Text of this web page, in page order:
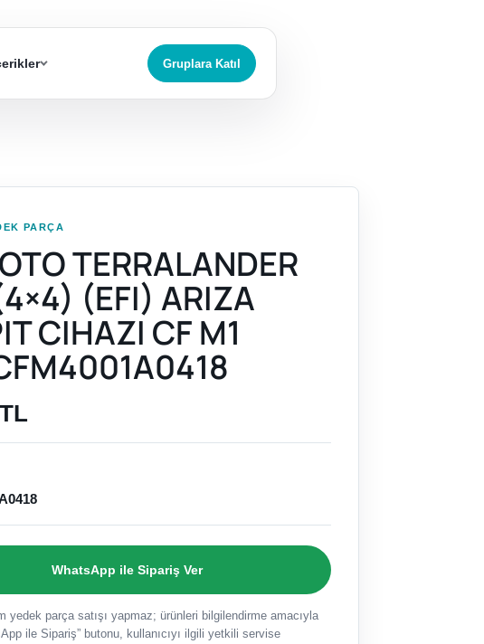
Gruplara Katıl
PARÇA
TERRALANDER
(EFI) ARIZA
CIHAZI CF M1
WhatsApp ile Sipariş Ver
yedek parça satışı yapmaz; ürünleri bilgilendirme amacıyla
ile Sipariş” butonu, kullanıcıyı ilgili yetkili servise